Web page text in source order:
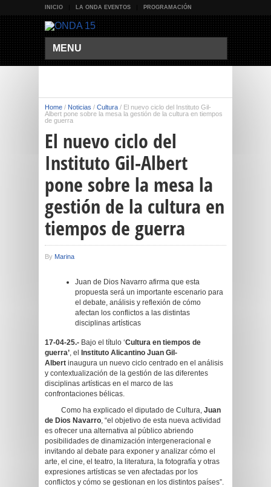
INICIO LA ONDA EVENTOS PROGRAMACIÓN
MENU
Home / Noticias / Cultura / El nuevo ciclo del Instituto Gil-
Albert pone sobre la mesa la gestión de la cultura en tiempos
de guerra
El nuevo ciclo del
Instituto Gil-Albert
pone sobre la mesa la
gestión de la cultura en
tiempos de guerra
By Marina
Juan de Dios Navarro afirma que esta
propuesta será un importante escenario para
el debate, análisis y reflexión de cómo
afectan los conflictos a las distintas
disciplinas artísticas
17-04-25.- Bajo el título ‘Cultura en tiempos de
guerra’, el
Instituto Alicantino Juan Gil-
Albert inaugura un nuevo ciclo centrado en el análisis
y contextualización de la gestión de las diferentes
disciplinas artísticas en el marco de las
confrontaciones bélicas.
Como ha explicado el diputado de Cultura, Juan
de Dios Navarro, “el objetivo de esta nueva actividad
es ofrecer una alternativa al público abriendo
posibilidades de dinamización intergeneracional e
invitando al debate para exponer y analizar cómo el
arte, el cine, el teatro, la literatura, la fotografía y otras
expresiones artísticas se ven afectadas por los
conflictos y cómo se gestionan en los distintos países”.